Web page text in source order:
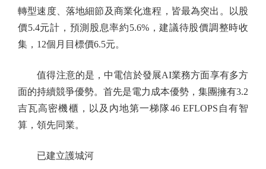
轉型速度、落地細節及商業化進程，皆最為突出。以股
價5.4元計，預測股息率約5.6%，建議待股價調整時收
集，12個月目標價6.5元。
值得注意的是，中電信於發展AI業務方面享有多方
面的持續競爭優勢。首先是電力成本優勢，集團擁有3.2
吉瓦高密機櫃，以及內地第一梯隊46 EFLOPS自有智
算，領先同業。
已建立護城河